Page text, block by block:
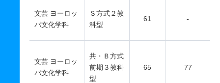
文芸 ヨーロッ
パ文化学科
Ｓ方式２教
科型
61 -
文芸 ヨーロッ
パ文化学科
共・Ｂ方式
前期３教科
型
65 77